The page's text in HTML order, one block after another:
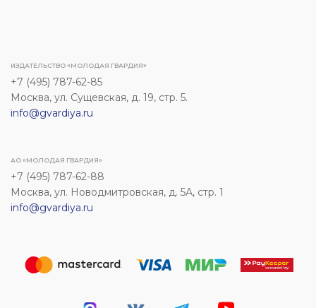
ИЗДАТЕЛЬСТВО «МОЛОДАЯ ГВАРДИЯ»
+7 (495) 787-62-85
Москва, ул. Сущевская, д. 19, стр. 5.
info@gvardiya.ru
АО «МОЛОДАЯ ГВАРДИЯ»
+7 (495) 787-62-88
Москва, ул. Новодмитровская, д. 5А, стр. 1
info@gvardiya.ru